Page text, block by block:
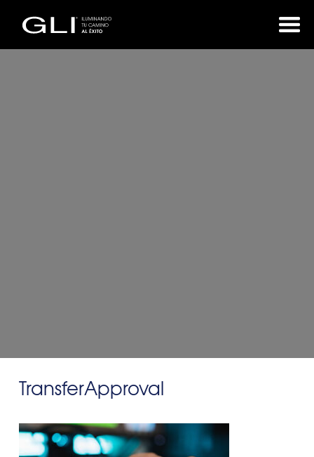
TransferApproval